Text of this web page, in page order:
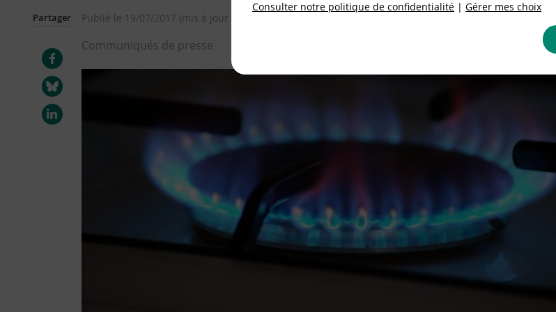
Publié le 19/07/2017 (mis à jour le
Communiqués de presse
Partager
Consulter notre politique de confidentialité | Gérer mes choix